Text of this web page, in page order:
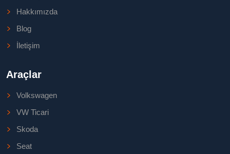
Hakkımızda
Blog
İletişim
Araçlar
Volkswagen
VW Ticari
Skoda
Seat